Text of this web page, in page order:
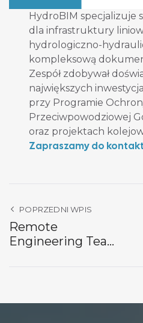
HydroBIM specjalizuje
dla infrastruktury
hydrologiczno-
kompleksową
Zespół zdobywał
największych
przy Programie
Przeciwpowodziowej
oraz projektach
Zapraszamy do
POPRZEDNI WPIS
Remote
Engineering Team: